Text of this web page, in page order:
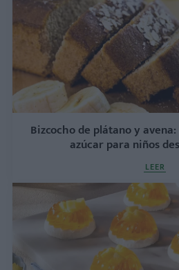
Bizcocho de plátano y
azúcar para niños
LEER